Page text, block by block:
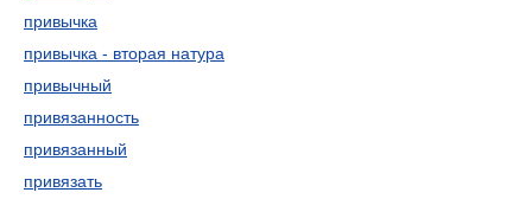
привычка
привычка - вторая натура
привычный
привязанность
привязанный
привязать